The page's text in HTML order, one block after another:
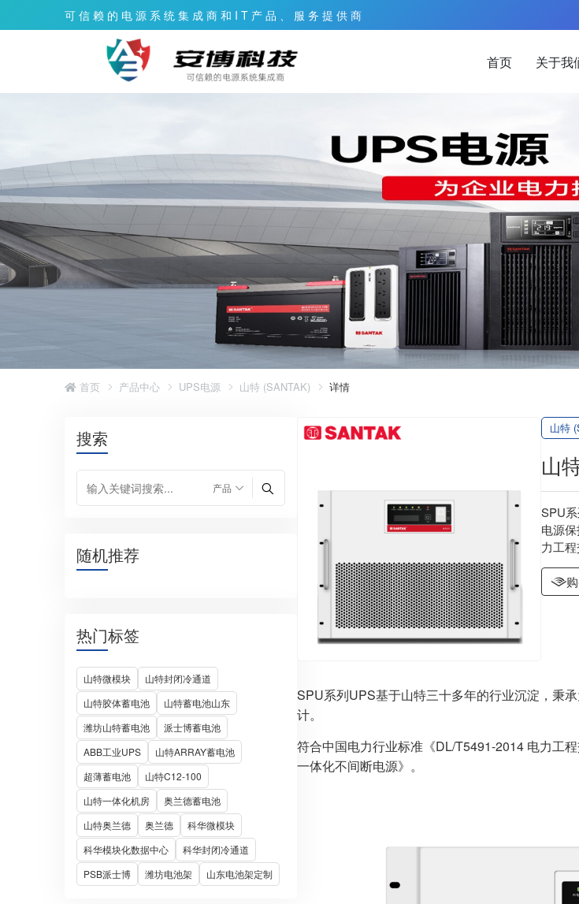
可 信 赖 的 电 源 系 统 集 成 商 和 I T 产 品 、 服 务 提 供 商
首页 关于我
首页 产品中心 UPS电源 山特 (SANTAK) 详情
搜索
随机推荐
热门标签
山特微模块
山特封闭冷通道
山特胶体蓄电池
山特蓄电池山东
潍坊山特蓄电池
派士博蓄电池
ABB工业UPS
山特ARRAY蓄电池
超薄蓄电池
山特C12-100
山特一体化机房
奥兰德蓄电池
山特奥兰德
奥兰德
科华微模块
科华模块化数据中心
科华封闭冷通道
PSB派士博
潍坊电池架 山东电池架定制
山特
山
SPU
电源
力工
SPU系列UPS基于山特三十多年的行业沉淀，秉
计。
符合中国电力行业标准《DL/T5491-2014 电力工
一体化不间断电源》。